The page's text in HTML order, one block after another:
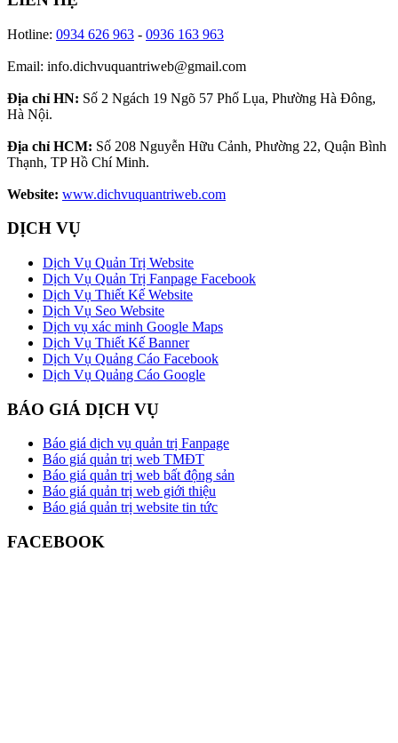
Hotline: 0934 626 963 - 0936 163 963
Email: info.dichvuquantriweb@gmail.com
Địa chỉ HN: Số 2 Ngách 19 Ngõ 57 Phố Lụa, Phường Hà Đông,
Hà Nội.
Địa chỉ HCM: Số 208 Nguyễn Hữu Cảnh, Phường 22, Quận Bình
Thạnh, TP Hồ Chí Minh.
Website: www.dichvuquantriweb.com
DỊCH VỤ
Dịch Vụ Quản Trị Website
Dịch Vụ Quản Trị Fanpage Facebook
Dịch Vụ Thiết Kế Website
Dịch Vụ Seo Website
Dịch vụ xác minh Google Maps
Dịch Vụ Thiết Kế Banner
Dịch Vụ Quảng Cáo Facebook
Dịch Vụ Quảng Cáo Google
BÁO GIÁ DỊCH VỤ
Báo giá dịch vụ quản trị Fanpage
Báo giá quản trị web TMĐT
Báo giá quản trị web bất động sản
Báo giá quản trị web giới thiệu
Báo giá quản trị website tin tức
FACEBOOK